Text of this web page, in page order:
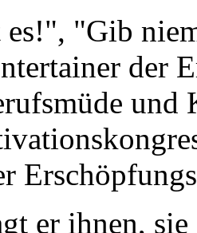
es!", "Gib
der
und
er ihnen,